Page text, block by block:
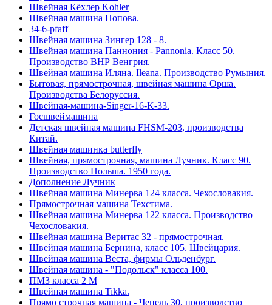
Швейная Кёхлер Kohler
Швейная машина Попова.
34-6-pfaff
Швейная машина Зингер 128 - 8.
Швейная машина Паннония - Pannonia. Класс 50.
Производство ВНР Венгрия.
Швейная машина Иляна. Ileana. Производство Румыния.
Бытовая, прямострочная, швейная машина Орша.
Производства Белоруссия.
Швейная-машина-Singer-16-K-33.
Госшвеймашина
Детская швейная машина FHSM-203, производства
Китай.
Швейная машинка butterfly
Швейная, прямострочная, машина Лучник. Класс 90.
Производство Польша. 1950 года.
Дополнение Лучник
Швейная машина Минерва 124 класса. Чехословакия.
Прямострочная машина Техстима.
Швейная машина Минерва 122 класса. Производство
Чехословакия.
Швейная машина Веритас 32 - прямострочная.
Швейная машина Бернина, класс 105. Швейцария.
Швейная машина Веста, фирмы Ольденбург.
Швейная машина - "Подольск" класса 100.
ПМЗ класса 2 М
Швейная машина Tikka.
Прямо строчная машина - Чепель 30, производство